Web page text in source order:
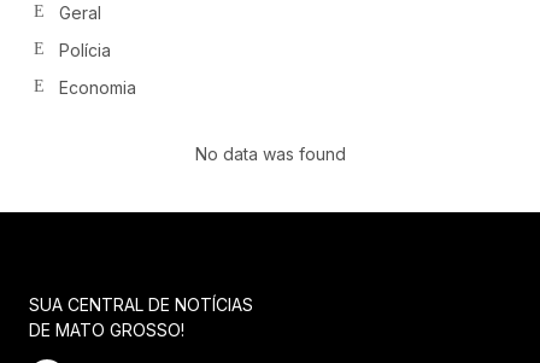
Geral
Polícia
Economia
No data was found
SUA CENTRAL DE NOTÍCIAS
DE MATO GROSSO!